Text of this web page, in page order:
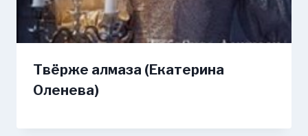
Твёрже алмаза (Екатерина
Оленева)